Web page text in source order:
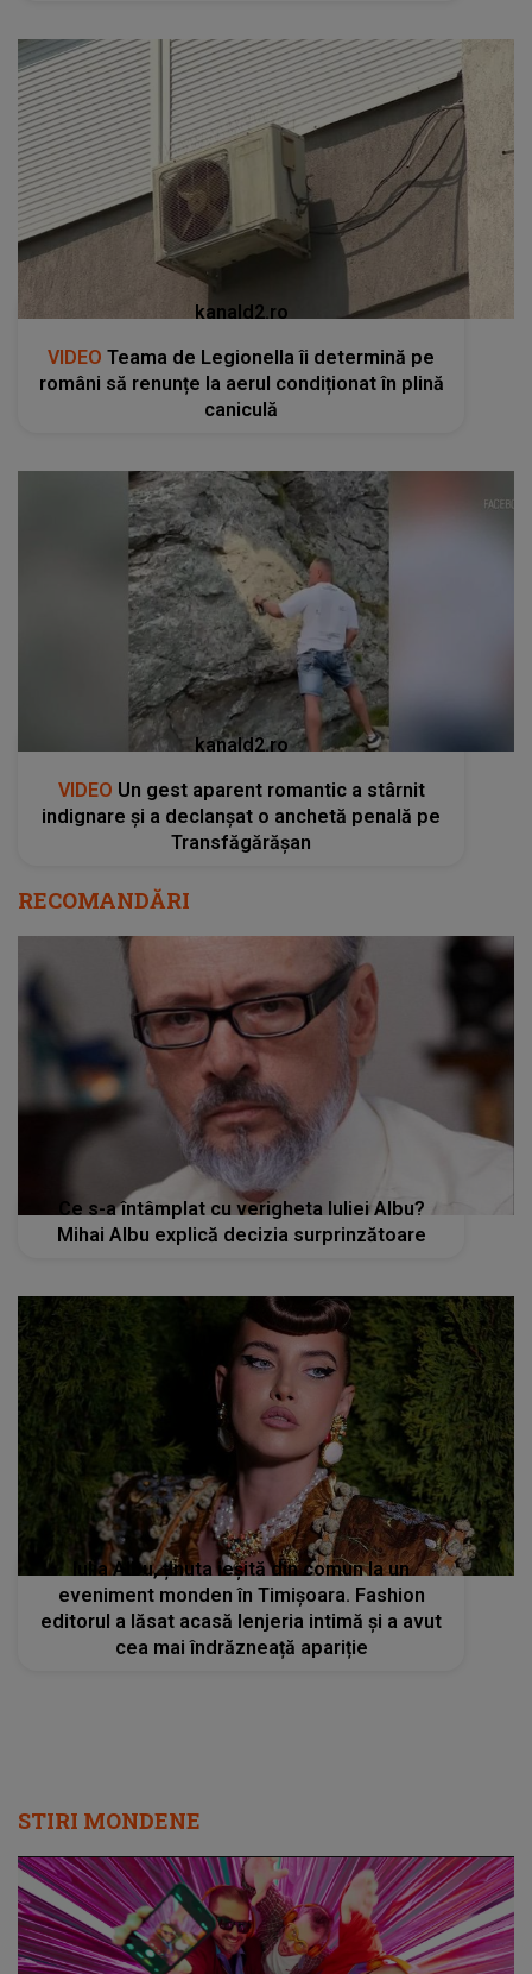
kanald2.ro
VIDEO Teama de Legionella îi determină pe
români să renunțe la aerul condiționat în plină
caniculă
kanald2.ro
VIDEO Un gest aparent romantic a stârnit
indignare și a declanșat o anchetă penală pe
Transfăgărășan
RECOMANDĂRI
Ce s-a întâmplat cu verigheta Iuliei Albu?
Mihai Albu explică decizia surprinzătoare
Iulia Albu, ținuta ieșită din comun la un
eveniment monden în Timișoara. Fashion
editorul a lăsat acasă lenjeria intimă și a avut
cea mai îndrăzneață apariție
STIRI MONDENE